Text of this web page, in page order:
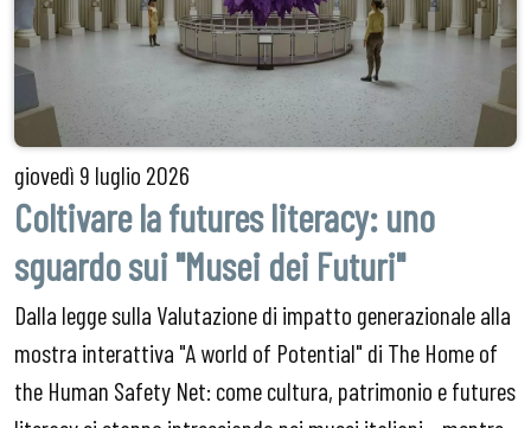
giovedì 9 luglio 2026
Coltivare la futures literacy: uno
sguardo sui "Musei dei Futuri"
Dalla legge sulla Valutazione di impatto generazionale alla
mostra interattiva "A world of Potential" di The Home of
the Human Safety Net: come cultura, patrimonio e futures